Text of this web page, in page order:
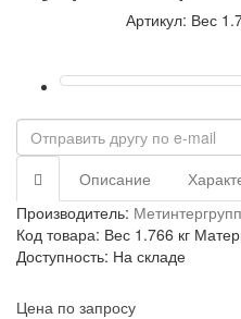
Артикул: Вес
Описание
Производитель: Метинтергрупп
Код товара: Вес 1.766 кг
Доступность: На складе
Цена по запросу